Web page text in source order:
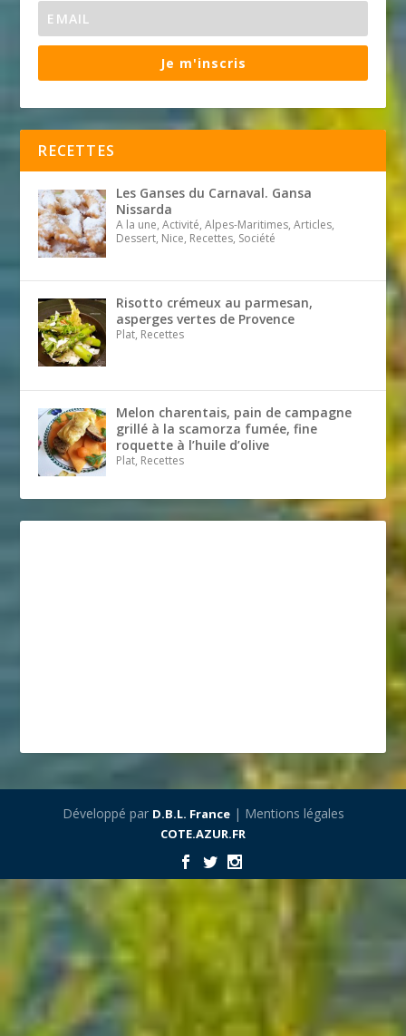
Je m'inscris
RECETTES
Les Ganses du Carnaval. Gansa
Nissarda
A la une, Activité, Alpes-Maritimes, Articles,
Dessert, Nice, Recettes, Société
Risotto crémeux au parmesan,
asperges vertes de Provence
Plat, Recettes
Melon charentais, pain de campagne
grillé à la scamorza fumée, fine
roquette à l’huile d’olive
Plat, Recettes
Développé par D.B.L. France| Mentions légales
COTE.AZUR.FR